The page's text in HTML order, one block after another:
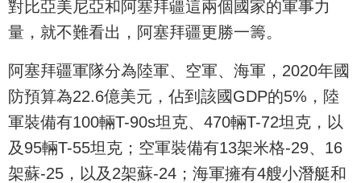
對比亞美尼亞和阿塞拜疆這兩個國家的軍事力
量，就不難看出，阿塞拜疆更勝一籌。
阿塞拜疆軍隊分為陸軍、空軍、海軍，2020年國
防預算為22.6億美元，佔到該國GDP的5%，陸
軍裝備有100輛T-90s坦克、470輛T-72坦克，以
及95輛T-55坦克；空軍裝備有13架米格-29、16
架蘇-25，以及2架蘇-24；海軍擁有4艘小潛艇和